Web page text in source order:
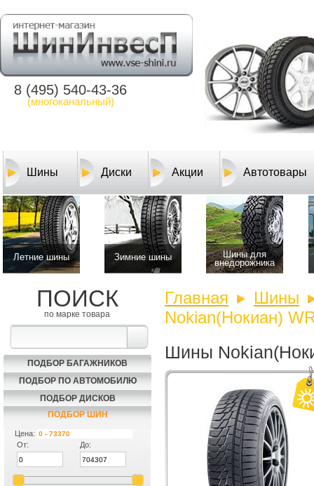
8 (495) 540-43-36
(многоканальный)
Шины Диски Акции Автотовары
Летние шины Зимние шины
Шины для
внедорожника
ПОИСК
по марке товара
ПОДБОР БАГАЖНИКОВ
ПОДБОР ПО АВТОМОБИЛЮ
ПОДБОР ДИСКОВ
ПОДБОР ШИН
Цена:
От:
До:
Главная
Шины
Nokian(Нокиан)
Шины